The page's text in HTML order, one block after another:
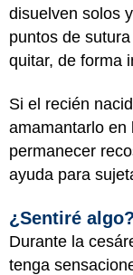
disuelven solos
puntos de
quitar, de forma
Si el recién
amamantarlo en
permanecer
ayuda para
¿Sentiré algo?
Durante la
tenga